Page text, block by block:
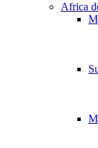
Africa